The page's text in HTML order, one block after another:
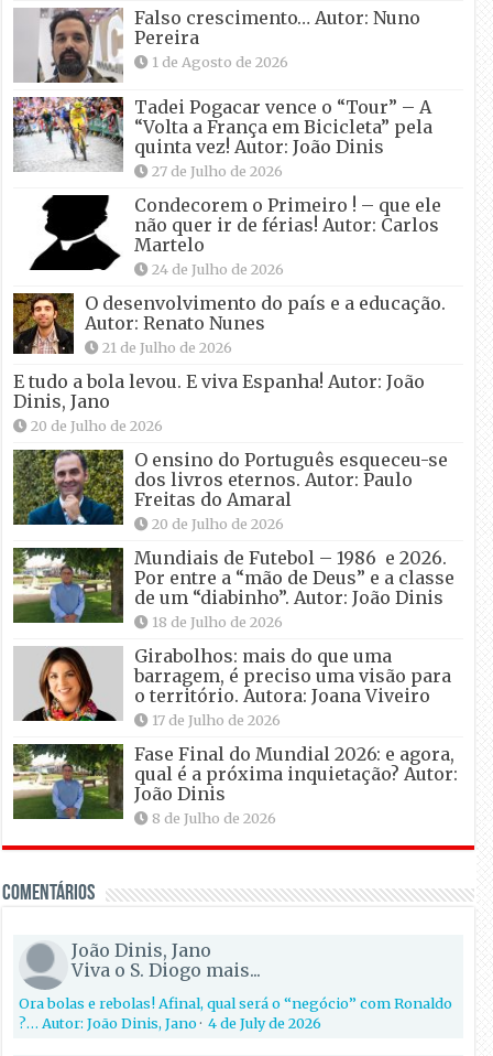
Falso crescimento… Autor: Nuno
Pereira
1 de Agosto de 2026
Tadei Pogacar vence o “Tour” – A
“Volta a França em Bicicleta” pela
quinta vez! Autor: João Dinis
27 de Julho de 2026
Condecorem o Primeiro ! – que ele
não quer ir de férias! Autor: Carlos
Martelo
24 de Julho de 2026
O desenvolvimento do país e a educação.
Autor: Renato Nunes
21 de Julho de 2026
E tudo a bola levou. E viva Espanha! Autor: João
Dinis, Jano
20 de Julho de 2026
O ensino do Português esqueceu-se
dos livros eternos. Autor: Paulo
Freitas do Amaral
20 de Julho de 2026
Mundiais de Futebol – 1986 e 2026.
Por entre a “mão de Deus” e a classe
de um “diabinho”. Autor: João Dinis
18 de Julho de 2026
Girabolhos: mais do que uma
barragem, é preciso uma visão para
o território. Autora: Joana Viveiro
17 de Julho de 2026
Fase Final do Mundial 2026: e agora,
qual é a próxima inquietação? Autor:
João Dinis
8 de Julho de 2026
Comentários
João Dinis, Jano
Viva o S. Diogo mais...
Ora bolas e rebolas! Afinal, qual será o “negócio” com Ronaldo
?… Autor: João Dinis, Jano·4 de July de 2026